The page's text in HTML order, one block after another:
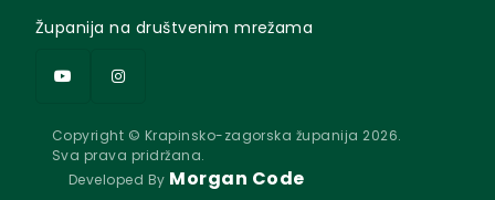
Županija na društvenim mrežama
Copyright © Krapinsko-zagorska županija 2026.
Sva prava pridržana.
Developed By Morgan Code